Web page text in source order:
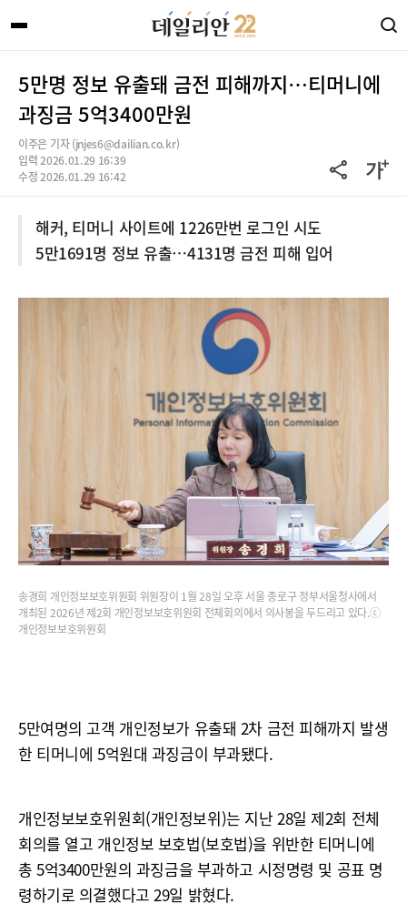
5만명 정보 유출돼 금전 피해까지…티머니에
과징금 5억3400만원
이주은 기자 (jnjes6@dailian.co.kr)
입력 2026.01.29 16:39
수정 2026.01.29 16:42
해커, 티머니 사이트에 1226만번 로그인 시도
5만1691명 정보 유출…4131명 금전 피해 입어
송경희 개인정보보호위원회 위원장이 1월 28일 오후 서울 종로구 정부서울청사에서
개최된 2026년 제2회 개인정보보호위원회 전체회의에서 의사봉을 두드리고 있다.ⓒ
개인정보보호위원회
5만여명의 고객 개인정보가 유출돼 2차 금전 피해까지 발생
한 티머니에 5억원대 과징금이 부과됐다.
개인정보보호위원회(개인정보위)는 지난 28일 제2회 전체
회의를 열고 개인정보 보호법(보호법)을 위반한 티머니에
총 5억3400만원의 과징금을 부과하고 시정명령 및 공표 명
령하기로 의결했다고 29일 밝혔다.